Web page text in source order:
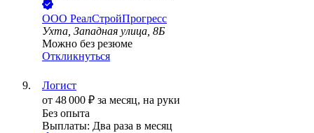
ООО РеалСтройПрогресс
Ухта, Западная улица, 8Б
Можно без резюме
Откликнуться
Логист
от 48 000 ₽ за месяц, на руки
Без опыта
Выплаты: Два раза в месяц